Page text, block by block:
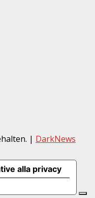
| DarkNews
alla privacy